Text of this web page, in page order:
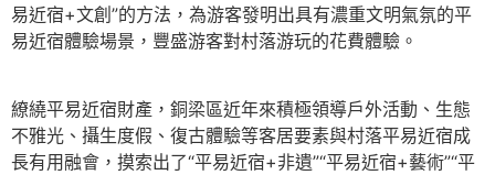
易近宿+文創”的方法，為游客發明出具有濃重文明氣氛的平
易近宿體驗場景，豐盛游客對村落游玩的花費體驗。
繚繞平易近宿財產，銅梁區近年來積極領導戶外活動、生態
不雅光、攝生度假、復古體驗等客居要素與村落平易近宿成
長有用融會，摸索出了“平易近宿+非遺”“平易近宿+藝術”“平